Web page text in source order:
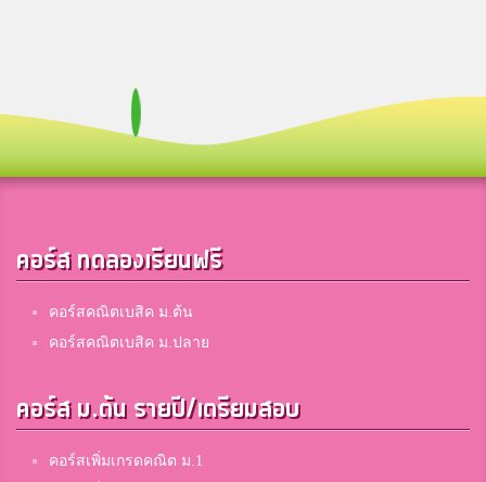
คอร์ส ทดลองเรียนฟรี
คอร์สคณิตเบสิค ม.ต้น
คอร์สคณิตเบสิค ม.ปลาย
คอร์ส ม.ต้น รายปี/เตรียมสอบ
คอร์สเพิ่มเกรดคณิต ม.1